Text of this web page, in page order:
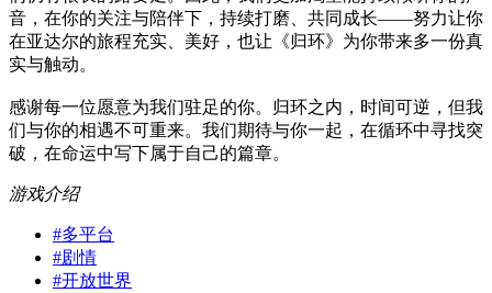
音，在你的关注与陪伴下，持续打磨、共同成长——努力让你
在亚达尔的旅程充实、美好，也让《归环》为你带来多一份真
实与触动。
感谢每一位愿意为我们驻足的你。归环之内，时间可逆，但我
们与你的相遇不可重来。我们期待与你一起，在循环中寻找突
破，在命运中写下属于自己的篇章。
游戏介绍
#多平台
#剧情
#开放世界